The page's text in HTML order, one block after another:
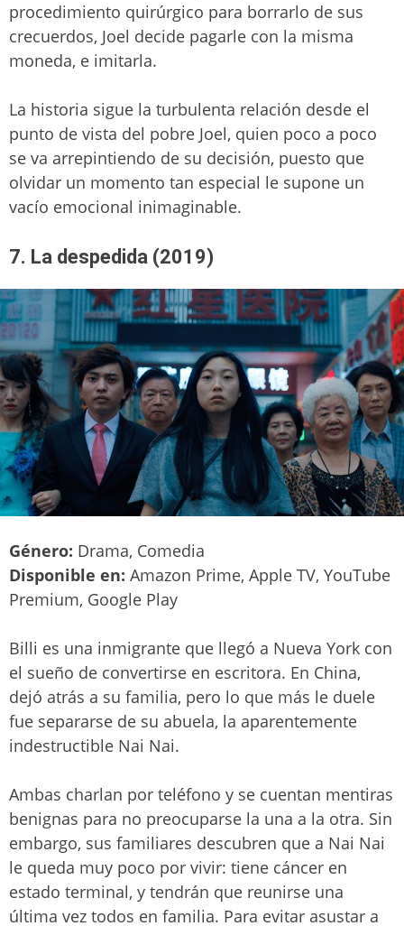
procedimiento quirúrgico para borrarlo de sus
crecuerdos, Joel decide pagarle con la misma
moneda, e imitarla.
La historia sigue la turbulenta relación desde el
punto de vista del pobre Joel, quien poco a poco
se va arrepintiendo de su decisión, puesto que
olvidar un momento tan especial le supone un
vacío emocional inimaginable.
7. La despedida (2019)
Género: Drama, Comedia
Disponible en: Amazon Prime, Apple TV, YouTube
Premium, Google Play
Billi es una inmigrante que llegó a Nueva York con
el sueño de convertirse en escritora. En China,
dejó atrás a su familia, pero lo que más le duele
fue separarse de su abuela, la aparentemente
indestructible Nai Nai.
Ambas charlan por teléfono y se cuentan mentiras
benignas para no preocuparse la una a la otra. Sin
embargo, sus familiares descubren que a Nai Nai
le queda muy poco por vivir: tiene cáncer en
estado terminal, y tendrán que reunirse una
última vez todos en familia. Para evitar asustar a